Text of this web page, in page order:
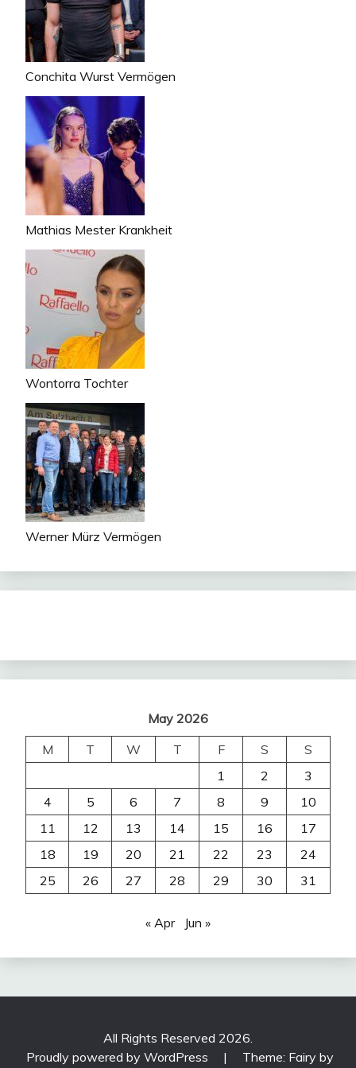
Conchita Wurst Vermögen
Mathias Mester Krankheit
Wontorra Tochter
Werner Mürz Vermögen
May 2026
M
T W T F S
S
1
2
3
4
5 6 7 8 9
10
11
12 13 14 15 16
17
18
19 20 21 22 23
24
25
26 27 28 29 30 31
« Apr Jun »
All Rights Reserved 2026.
Proudly powered by WordPress
|
Theme: Fairy by